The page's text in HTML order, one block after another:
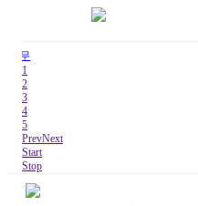
1
2
3
4
5
PrevNext
Start
Stop